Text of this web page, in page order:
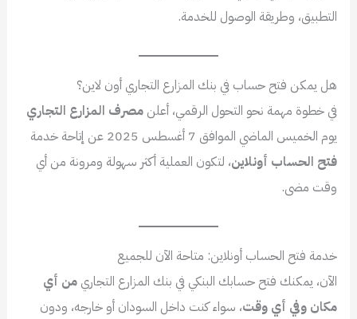
التطبيق، وطريقة الوصول للخدمة.
هل يمكن فتح حساب في بنك المزارع التجاري أون لاين؟
في خطوة مهمة نحو التحول الرقمي، أعلن مصرف المزارع التجاري
يوم الخميس الماضي الموافق 7 أغسطس 2025 عن إتاحة خدمة
فتح الحساب أونلاين، لتكون العملية أكثر سهولة ومرونة من أي
وقت مضى.
خدمة فتح الحساب أونلاين: متاحة الآن للجميع
الآن، يمكنك فتح حسابك البنكي في بنك المزارع التجاري من أي
مكان وفي أي وقت، سواء كنت داخل السودان أو خارجه، ودون